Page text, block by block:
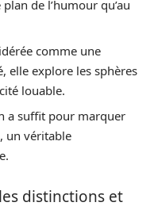
de l’humour qu’au
comme une
elle explore les sphères
louable.
a suffit pour marquer
un véritable
distinctions et